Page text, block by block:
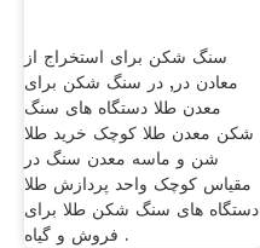
سنگ شکن برای استخراج از
معادن در, در سنگ شکن برای
معدن طلا دستگاه های سنگ
شکن معدن طلا کوچک خرید طلا
شن و ماسه معدن سنگ در
مقیاس کوچک واحد پردازش طلا
دستگاه های سنگ شکن طلا برای
فروش و گیاه .